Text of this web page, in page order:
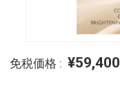
免税価格 : ¥59,400